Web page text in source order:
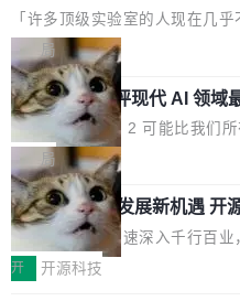
个表单字段，每个字段还有联动
想...
的严苛使用需求。 澎湃功率，
600PG5 AI TOP具备强悍输出功
机身尺寸大幅精简。整机长度仅
功率段机身尺寸十分紧凑的
巧机身有效提升市面主流标准
元。数字广告与公共关系相关服
25年的8463亿美元扩张至2026
元。数字的背后是一个清晰的
业化营销服务的需求从未如此迫
的同时,服务商的竞争逻辑正在改
Agency年度合辑的观察指出,“产
者最近的载体,在整个品牌营销层
高了。全域营销服务商的竞争正
度,案例厚度、全域覆盖、多线
了
「许多顶级实验室的人现在几
且他们认为 ICLR/ICML/
度宣传和欺诈。」 OpenAI 研究
n 这条推文引发了广泛讨论。他
话，他是说出了一个圈内人尽皆
破的事实。 Jordan 随后补充了
「我不认为这些会议上大部分论
或造假。问题是，作为读者，如
看起来最令人兴奋的论文，那它
度宣传的。」 这才是真正的痛点
都有问题，是最吸引眼球的那批
局
xAI 前工程师评现代 AI 领域
3 开源项目
Flash Attention 2 可能比我们
这句话不是来自某个技术博客，
Pham 的一条推文。Hieu Pham
的早期工程师之一，在 Grok 训
工作过。近日他在 X 上发了一条
认为现代 AI 领域最重要的三个
局
共商智能硬件发展新机遇 开
硬件开发者日杭州站即将举行
随着万物智联加速深入千行百
单点设备迈向智能化、网联化、
开 开源科技